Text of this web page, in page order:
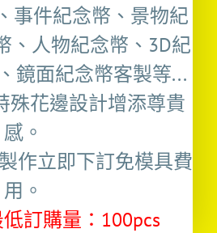
事件紀念幣、景物紀
、人物紀念幣、3D紀
鏡面紀念幣客製等...
殊花邊設計增添尊貴
感。
作立即下訂免模具費
用。
訂購量：100pcs